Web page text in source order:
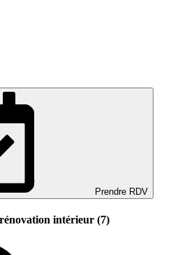
Prendre RDV
intérieur (7)